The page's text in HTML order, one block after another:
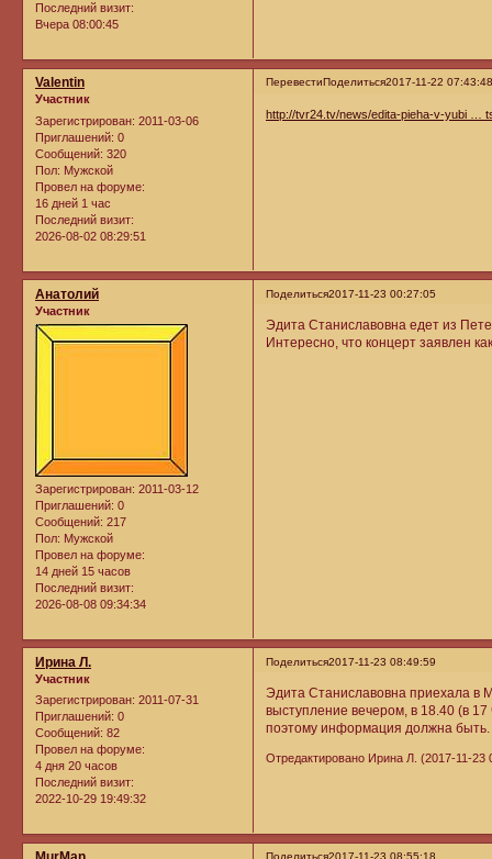
Последний визит:
Вчера 08:00:45
ПеревестиПоделиться2017-11-22
Valentin
Участник
Зарегистрирован: 2011-03-06
Приглашений: 0
Сообщений: 320
Пол: Мужской
Провел на форуме:
16 дней 1 час
Последний визит:
2026-08-02 08:29:51
http://tvr24.tv/news/edita-pieha-v-yubi …
Поделиться2017-11-23 00:27:05
Анатолий
Участник
Зарегистрирован: 2011-03-12
Приглашений: 0
Сообщений: 217
Пол: Мужской
Провел на форуме:
14 дней 15 часов
Последний визит:
2026-08-08 09:34:34
Эдита Станиславовна едет из
Интересно, что концерт заявлен
Поделиться2017-11-23 08:49:59
Ирина Л.
Участник
Зарегистрирован: 2011-07-31
Приглашений: 0
Сообщений: 82
Провел на форуме:
4 дня 20 часов
Последний визит:
2022-10-29 19:49:32
Эдита Станиславовна приехала в
выступление вечером, в 18.40 (в
поэтому информация должна быть.
Отредактировано Ирина Л. (2017-11-23
Поделиться2017-11-23 08:55:18